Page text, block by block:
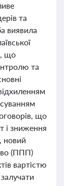
та
виявила
що
та
що
і зниження
новий
(ППП)
вартістю